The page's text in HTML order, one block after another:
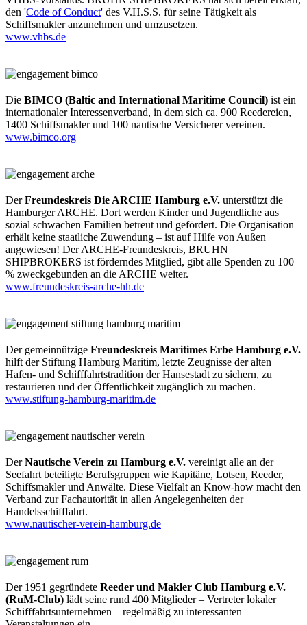
den 'Code of Conduct' des V.H.S.S. für seine Tätigkeit als
Schiffsmakler anzunehmen und umzusetzen.
www.vhbs.de
Die BIMCO (Baltic and International Maritime Council) ist ein
internationaler Interessenverband, in dem sich ca. 900 Reedereien,
1400 Schiffsmakler und 100 nautische Versicherer vereinen.
www.bimco.org
DerFreundeskreis Die ARCHE Hamburg e.V. unterstützt die
Hamburger ARCHE. Dort werden Kinder und Jugendliche aus
sozial schwachen Familien betreut und gefördert. Die Organisation
erhält keine staatliche Zuwendung – ist auf Hilfe von Außen
angewiesen! Der ARCHE-Freundeskreis, BRUHN
SHIPBROKERS ist förderndes Mitglied, gibt alle Spenden zu 100
% zweckgebunden an die ARCHE weiter.
www.freundeskreis-arche-hh.de
Der gemeinnützige Freundeskreis Maritimes Erbe Hamburg e.V.
hilft der Stiftung Hamburg Maritim, letzte Zeugnisse der alten
Hafen- und Schifffahrtstradition der Hansestadt zu sichern, zu
restaurieren und der Öffentlichkeit zugänglich zu machen.
www.stiftung-hamburg-maritim.de
DerNautische Verein zu Hamburg e.V. vereinigt alle an der
Seefahrt beteiligte Berufsgruppen wie Kapitäne, Lotsen, Reeder,
Schiffsmakler und Anwälte. Diese Vielfalt an Know-how macht den
Verband zur Fachautorität in allen Angelegenheiten der
Handelsschifffahrt.
www.nautischer-verein-hamburg.de
Der 1951 gegründete Reeder und Makler Club Hamburg e.V.
(RuM-Club) lädt seine rund 400 Mitglieder – Vertreter lokaler
Schifffahrtsunternehmen – regelmäßig zu interessanten